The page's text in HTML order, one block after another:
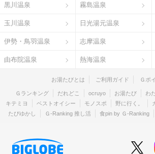
黒川温泉 霧島温泉
玉川温泉 日光湯元温泉
伊勢・鳥羽温泉 志摩温泉
由布院温泉 熱海温泉
お湯たびとは ご利用ガイド Ｇポ
Ｇランキング だれどこ ocruyo お湯たび
わ
キテミヨ
ベストオイシー モノスポ 野に行く。
たびゆかし
Ｇ-Ranking 推し活 食pin by Ｇ-Ranking